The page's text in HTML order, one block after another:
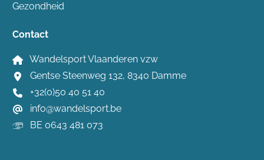
Gezondheid
Contact
Wandelsport Vlaanderen vzw
Gentse Steenweg 132, 8340 Damme
+32(0)50 40 51 40
info@wandelsport.be
BE 0643 481 073